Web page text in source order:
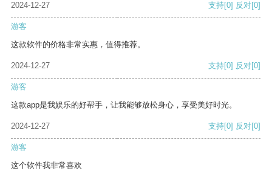
2024-12-27 支持[0] 反对[0]
游客
这款软件的价格非常实惠，值得推荐。
2024-12-27 支持[0] 反对[0]
游客
这款app是我娱乐的好帮手，让我能够放松身心，享受美好时光。
2024-12-27 支持[0] 反对[0]
游客
这个软件我非常喜欢